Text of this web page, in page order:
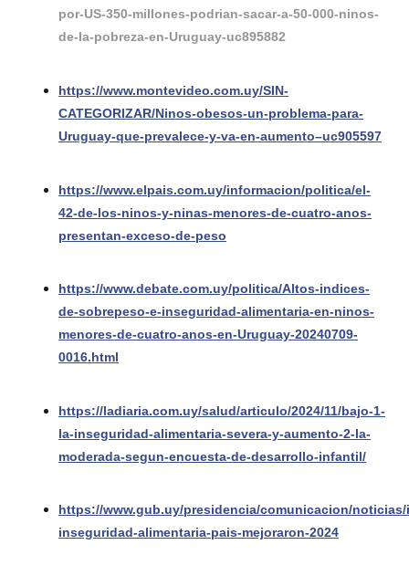
por-US-350-millones-podrian-sacar-a-50-000-ninos-
de-la-pobreza-en-Uruguay-uc895882
https://www.montevideo.com.uy/SIN-
CATEGORIZAR/Ninos-obesos-un-problema-para-
Uruguay-que-prevalece-y-va-en-aumento–uc905597
https://www.elpais.com.uy/informacion/politica/el-
42-de-los-ninos-y-ninas-menores-de-cuatro-anos-
presentan-exceso-de-peso
https://www.debate.com.uy/politica/Altos-indices-
de-sobrepeso-e-inseguridad-alimentaria-en-ninos-
menores-de-cuatro-anos-en-Uruguay-20240709-
0016.html
https://ladiaria.com.uy/salud/articulo/2024/11/bajo-1-
la-inseguridad-alimentaria-severa-y-aumento-2-la-
moderada-segun-encuesta-de-desarrollo-infantil/
https://www.gub.uy/presidencia/comunicacion/
inseguridad-alimentaria-pais-mejoraron-2024